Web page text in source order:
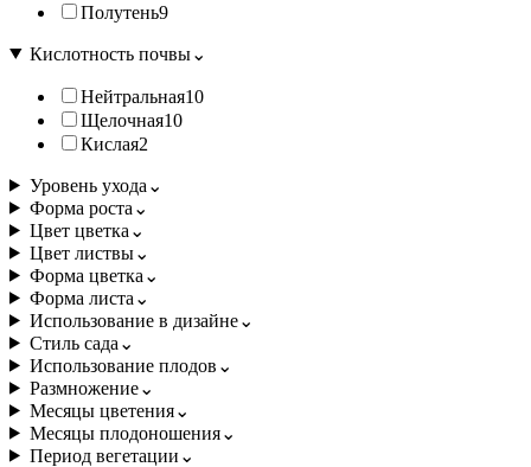
Полутень9
Кислотность почвы⌄
Нейтральная10
Щелочная10
Кислая2
Уровень ухода ⌄
Форма роста ⌄
Цвет цветка ⌄
Цвет листвы⌄
Форма цветка ⌄
Форма листа ⌄
Использование в дизайне⌄
Стиль сада ⌄
Использование плодов ⌄
Размножение⌄
Месяцы цветения⌄
Месяцы плодоношения⌄
Период вегетации ⌄